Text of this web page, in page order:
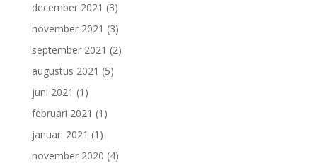
december 2021 (3)
november 2021 (3)
september 2021 (2)
augustus 2021 (5)
juni 2021 (1)
februari 2021 (1)
januari 2021 (1)
november 2020 (4)